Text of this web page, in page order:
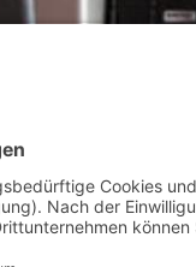
Datenschutz AGB